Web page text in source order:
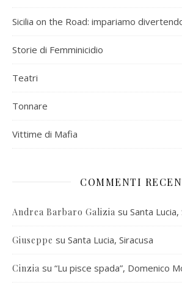
Sicilia on the Road: impariamo
Storie di Femminicidio
Teatri
Tonnare
Vittime di Mafia
COMMENTI
Andrea Barbaro Galizia su Santa Lucia,
Giuseppe su Santa Lucia, Siracusa
Cinzia su “Lu pisce spada”, Domenico